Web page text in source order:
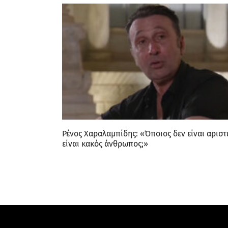
Ρένος Χαραλαμπίδης: «Όποιος δεν είναι
είναι κακός άνθρωπος;»